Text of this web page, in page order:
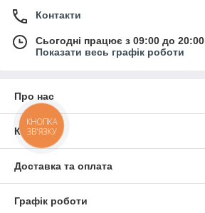
Контакти
Сьогодні працює з 09:00 до 20:00
Показати весь графік роботи
Про нас
Контакти
Доставка та оплата
Графік роботи
КНОПКА
ЗВ'ЯЗКУ